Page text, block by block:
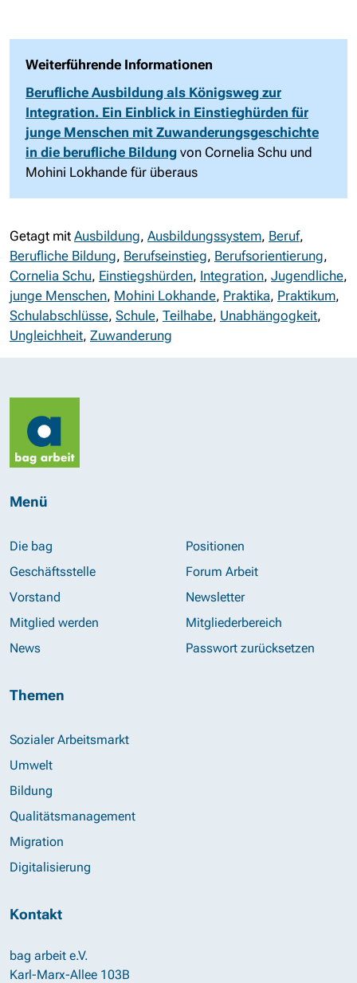
Weiterführende Informationen
Berufliche Ausbildung als Königsweg zur
Integration. Ein Einblick in Einstieghürden für
junge Menschen mit Zuwanderungsgeschichte
in die berufliche Bildung von Cornelia Schu und
Mohini Lokhande für überaus
Getagt mit Ausbildung, Ausbildungssystem, Beruf,
Berufliche Bildung, Berufseinstieg, Berufsorientierung,
Cornelia Schu, Einstiegshürden, Integration, Jugendliche,
junge Menschen, Mohini Lokhande, Praktika, Praktikum,
Schulabschlüsse, Schule, Teilhabe, Unabhängogkeit,
Ungleichheit, Zuwanderung
Menü
Die bag
Geschäftsstelle
Vorstand
Mitglied werden
News
Positionen
Forum Arbeit
Newsletter
Mitgliederbereich
Passwort zurücksetzen
Themen
Sozialer Arbeitsmarkt
Umwelt
Bildung
Qualitätsmanagement
Migration
Digitalisierung
Kontakt
bag arbeit e.V.
Karl-Marx-Allee 103B